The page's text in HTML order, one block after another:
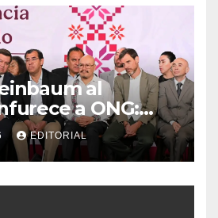
al
a ONG:
cómo usarlo con
EDITORIAL